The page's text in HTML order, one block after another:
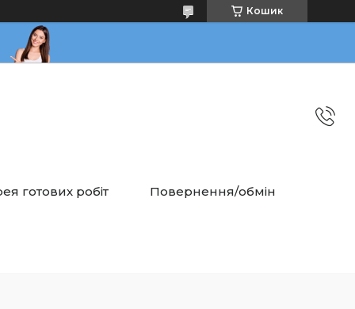
Кошик
готових робіт Повернення/обмін